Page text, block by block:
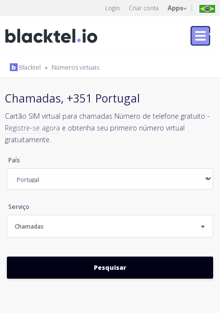
Login Criar conta Apps
Blacktel » Números virtuais
Chamadas, +351 Portugal
Cartão SIM virtual para chamadas Número de telefone gratuito -
Registre-se agora e obtenha seu primeiro número virtual
gratuitamente.
País
Serviço
Chamadas